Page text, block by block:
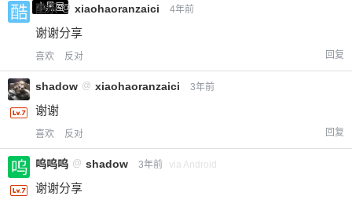
小黑屋
酷乐 @ xiaohaoranzaici 4年前
谢谢分享
喜欢 反对 回复
shadow @ xiaohaoranzaici 3年前
谢谢
喜欢 反对 回复
呜呜呜 @ shadow 3年前 via Android
谢谢分享